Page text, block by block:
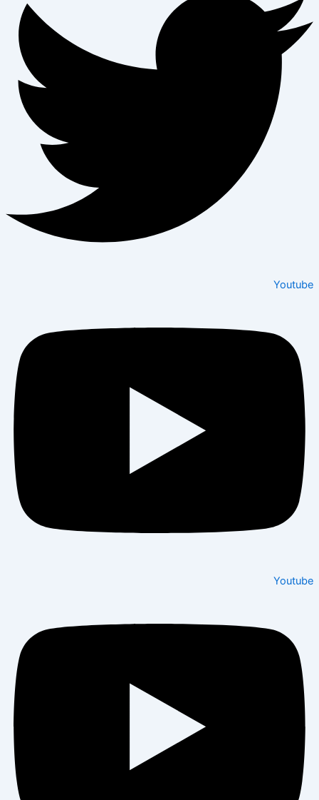
Youtube
Youtube